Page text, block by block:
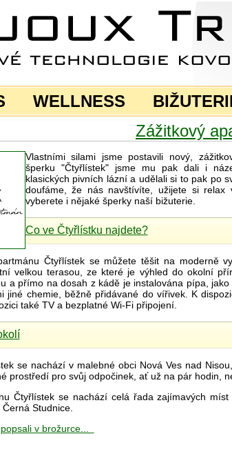
WELLNESS
Zážitkový
Vlastními silami jsme postavili nový,
šperku "Čtyřlístek" jsme mu pak dali i
klasických pivních lázní a udělali si to pak po
doufáme, že nás navštívíte, užijete si
vyberete i nějaké šperky naší bižuterie.
Co ve Čtyřlístku najdete?
Čtyřlístek se můžete těšit na moderně
velkou terasou, ze které je výhled do okolní
a přímo na dosah z kádě je instalována pípa,
jiné chemie, běžně přidávané do vířivek. K
také TV a bezplatné Wi-Fi připojení.
se nachází v malebné obci Nová Ves nad
prostředí pro svůj odpočinek, ať už na pár hodin,
Čtyřlístek se nachází celá řada zajímavých
Studnice.
v brožurce...